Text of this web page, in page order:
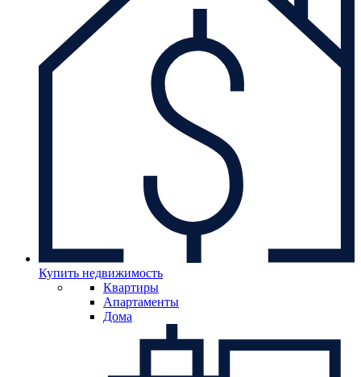
Купить недвижимость
Квартиры
Апартаменты
Дома